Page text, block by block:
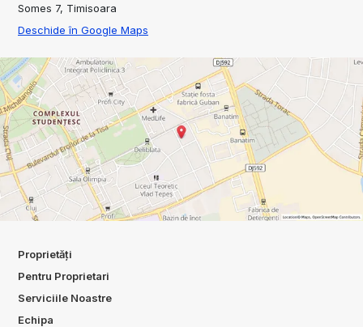
Somes 7, Timisoara
Deschide în Google Maps
Proprietăți
Pentru Proprietari
Serviciile Noastre
Echipa